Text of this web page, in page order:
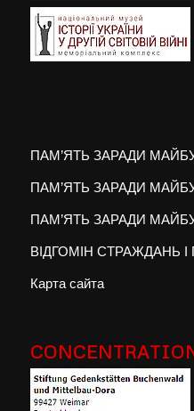
ПАМ’ЯТЬ ЗАРАДИ
ПАМ’ЯТЬ ЗАРАДИ
ПАМ’ЯТЬ ЗАРАДИ
ВІДГОМІН СТРАЖДАНЬ
Карта сайта